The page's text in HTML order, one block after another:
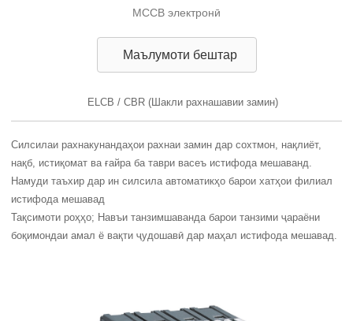
MCCB электронӣ
Маълумоти бештар
ELCB / CBR (Шакли рахнашавии замин)
Силсилаи рахнакунандаҳои рахнаи замин дар сохтмон, нақлиёт,
нақб, истиқомат ва ғайра ба таври васеъ истифода мешаванд.
Намуди таъхир дар ин силсила автоматикҳо барои хатҳои филиал
истифода мешавад
Тақсимоти роҳҳо; Навъи танзимшаванда барои танзими ҷараёни
боқимондаи амал ё вақти ҷудошавӣ дар маҳал истифода мешавад.